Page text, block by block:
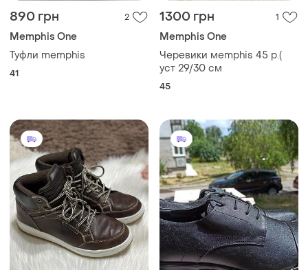
890 грн 2
Memphis One
Туфли memphis
41
1300 грн 1
Memphis One
Черевики мemphis 45 р.(
уст 29/30 см
45